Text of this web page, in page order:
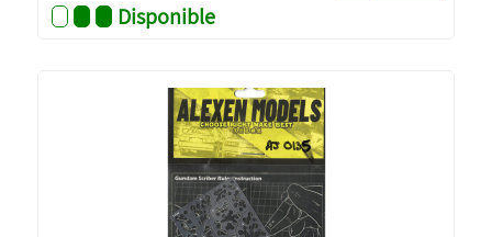
Disponible